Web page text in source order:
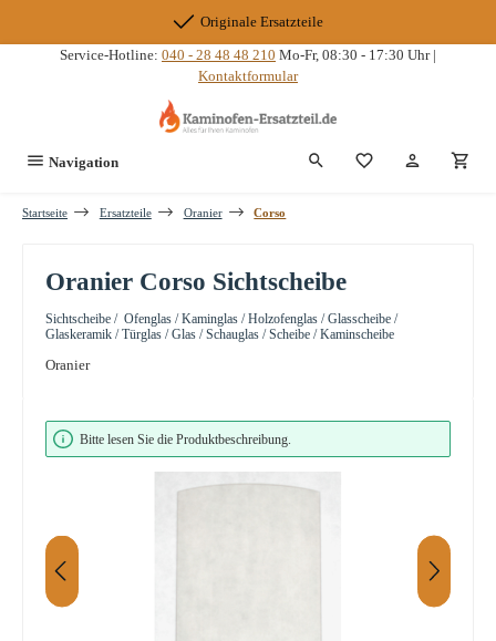
Originale Ersatzteile
Service-Hotline: 040 - 28 48 48 210 Mo-Fr, 08:30 - 17:30 Uhr |
Kontaktformular
Navigation Du hast 0
Startseite Ersatzteile Oranier Corso
Oranier Corso Sichtscheibe
Sichtscheibe / Ofenglas / Kaminglas / Holzofenglas / Glasscheibe /
Glaskeramik / Türglas / Glas / Schauglas / Scheibe / Kaminscheibe
Oranier
Bildergalerie überspringen
Bitte lesen Sie die Produktbeschreibung.